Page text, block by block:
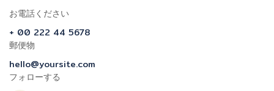
お電話ください
+ 00 222 44 5678
郵便物
hello@yoursite.com
フォローする